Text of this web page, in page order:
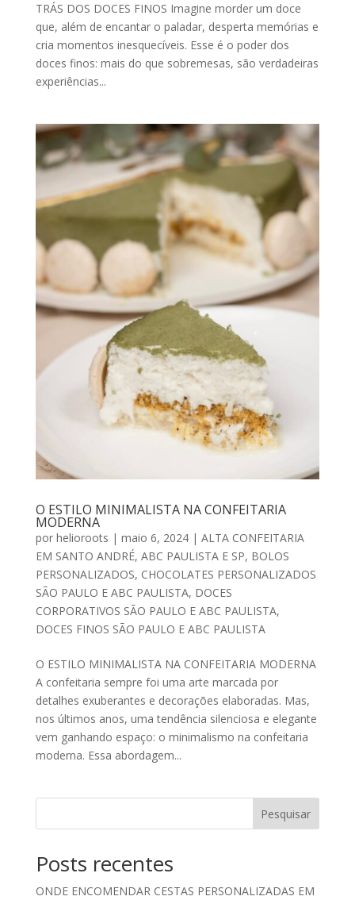
TRÁS DOS DOCES FINOS Imagine morder um doce
que, além de encantar o paladar, desperta memórias e
cria momentos inesquecíveis. Esse é o poder dos
doces finos: mais do que sobremesas, são verdadeiras
experiências...
O ESTILO MINIMALISTA NA CONFEITARIA
MODERNA
por helioroots | maio 6, 2024| ALTA CONFEITARIA
EM SANTO ANDRÉ, ABC PAULISTA E SP, BOLOS
PERSONALIZADOS, CHOCOLATES PERSONALIZADOS
SÃO PAULO E ABC PAULISTA, DOCES
CORPORATIVOS SÃO PAULO E ABC PAULISTA,
DOCES FINOS SÃO PAULO E ABC PAULISTA
O ESTILO MINIMALISTA NA CONFEITARIA MODERNA
A confeitaria sempre foi uma arte marcada por
detalhes exuberantes e decorações elaboradas. Mas,
nos últimos anos, uma tendência silenciosa e elegante
vem ganhando espaço: o minimalismo na confeitaria
moderna. Essa abordagem...
Pesquisar
Posts recentes
ONDE ENCOMENDAR CESTAS PERSONALIZADAS EM